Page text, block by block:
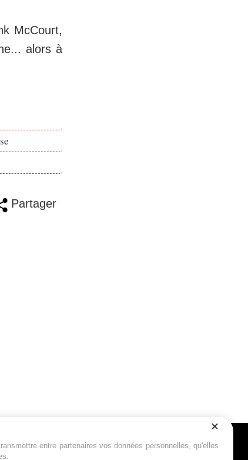
McCourt,
alors à
Partager
entre partenaires vos données personnelles, qu'elles